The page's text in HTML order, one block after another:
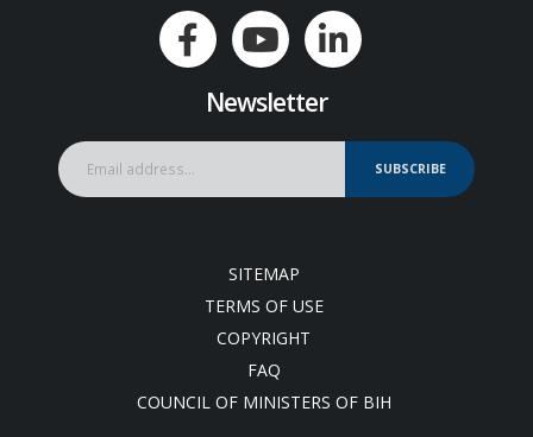
Newsletter
SUBSCRIBE
SITEMAP
TERMS OF USE
COPYRIGHT
FAQ
COUNCIL OF MINISTERS OF BIH